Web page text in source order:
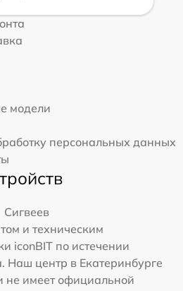
модели
персональных данных
Сигвеев
и техническим
iconBIT по истечении
Наш центр в Екатеринбурге
не имеет официальной